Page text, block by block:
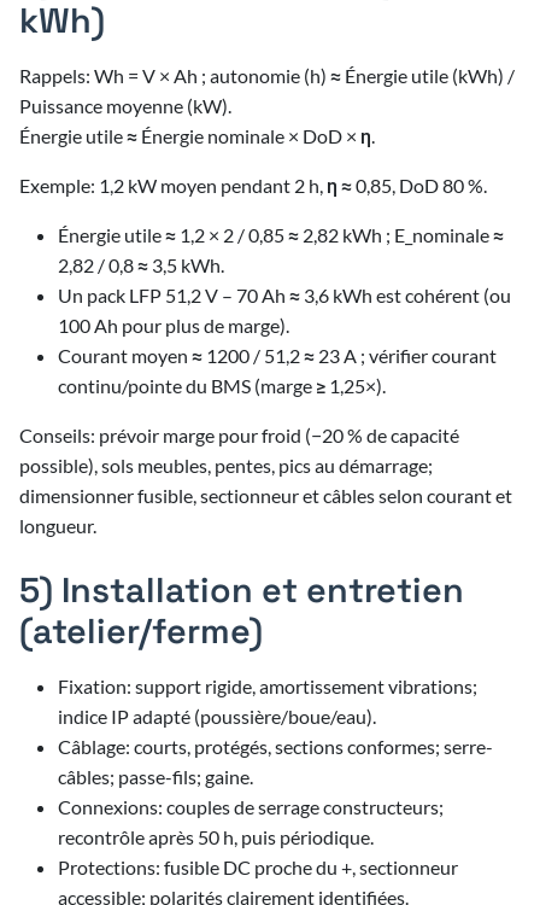
kWh)
Rappels: Wh = V × Ah ; autonomie (h) ≈ Énergie utile (kWh) /
Puissance moyenne (kW).
Énergie utile ≈ Énergie nominale × DoD × η.
Exemple: 1,2 kW moyen pendant 2 h, η ≈ 0,85, DoD 80 %.
Énergie utile ≈ 1,2 × 2 / 0,85 ≈ 2,82 kWh ; E_nominale ≈
2,82 / 0,8 ≈ 3,5 kWh.
Un pack LFP 51,2 V – 70 Ah ≈ 3,6 kWh est cohérent (ou
100 Ah pour plus de marge).
Courant moyen ≈ 1200 / 51,2 ≈ 23 A ; vérifier courant
continu/pointe du BMS (marge ≥ 1,25×).
Conseils: prévoir marge pour froid (−20 % de capacité
possible), sols meubles, pentes, pics au démarrage;
dimensionner fusible, sectionneur et câbles selon courant et
longueur.
5) Installation et entretien
(atelier/ferme)
Fixation: support rigide, amortissement vibrations;
indice IP adapté (poussière/boue/eau).
Câblage: courts, protégés, sections conformes; serre-
câbles; passe-fils; gaine.
Connexions: couples de serrage constructeurs;
recontrôle après 50 h, puis périodique.
Protections: fusible DC proche du +, sectionneur
accessible; polarités clairement identifiées.